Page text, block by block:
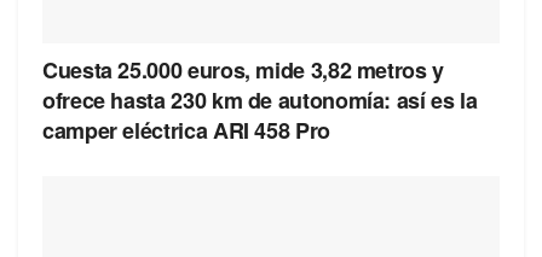
Cuesta 25.000 euros, mide 3,82 metros y
ofrece hasta 230 km de autonomía: así es la
camper eléctrica ARI 458 Pro